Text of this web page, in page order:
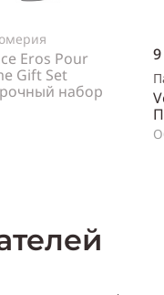
Eros Pour
Gift Set
набор